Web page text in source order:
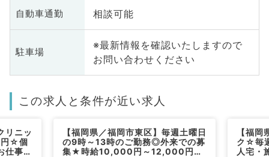
自動車通勤 相談可能
駐車場
※最新情報を確認いたしますので
お問い合わせください
この求人と条件が近い求人
リニッ
☆個
仕事で
【福岡県／福岡市東区】毎週土曜日
の9時～13時のご勤務◎外来での募
集★時給10,000円～12,000円
【福
ク☆毎
人宅・